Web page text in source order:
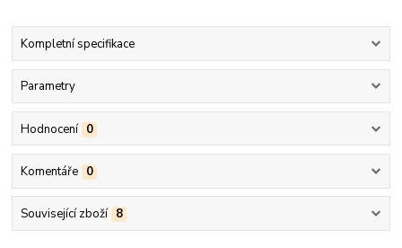
Kompletní specifikace
Parametry
Hodnocení 0
Komentáře 0
Související zboží 8